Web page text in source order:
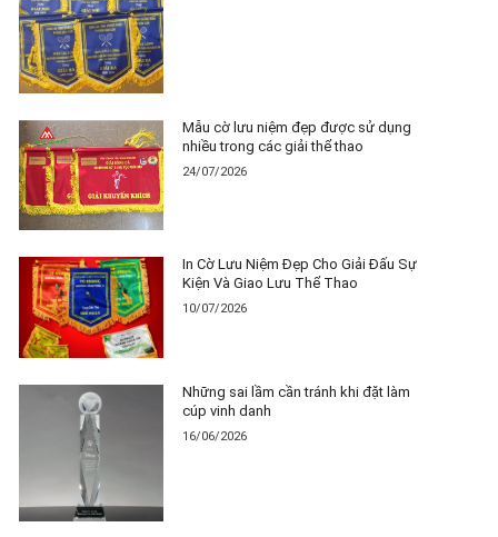
Mẫu cờ lưu niệm đẹp được sử dụng
nhiều trong các giải thể thao
24/07/2026
In Cờ Lưu Niệm Đẹp Cho Giải Đấu Sự
Kiện Và Giao Lưu Thể Thao
10/07/2026
Những sai lầm cần tránh khi đặt làm
cúp vinh danh
16/06/2026